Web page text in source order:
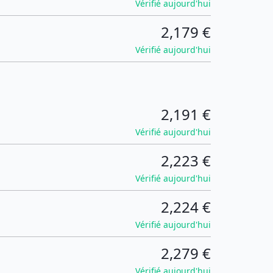
Vérifié aujourd'hui
2,179 €
Vérifié aujourd'hui
2,191 €
Vérifié aujourd'hui
2,223 €
Vérifié aujourd'hui
2,224 €
Vérifié aujourd'hui
2,279 €